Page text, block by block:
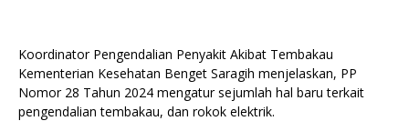
Koordinator Pengendalian Penyakit Akibat Tembakau
Kementerian Kesehatan Benget Saragih menjelaskan, PP
Nomor 28 Tahun 2024 mengatur sejumlah hal baru terkait
pengendalian tembakau, dan rokok elektrik.